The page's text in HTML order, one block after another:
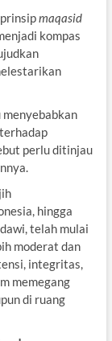
maqasid
kompas
perlu ditinjau
hingga
telah mulai
moderat dan
integritas,
memegang
di ruang